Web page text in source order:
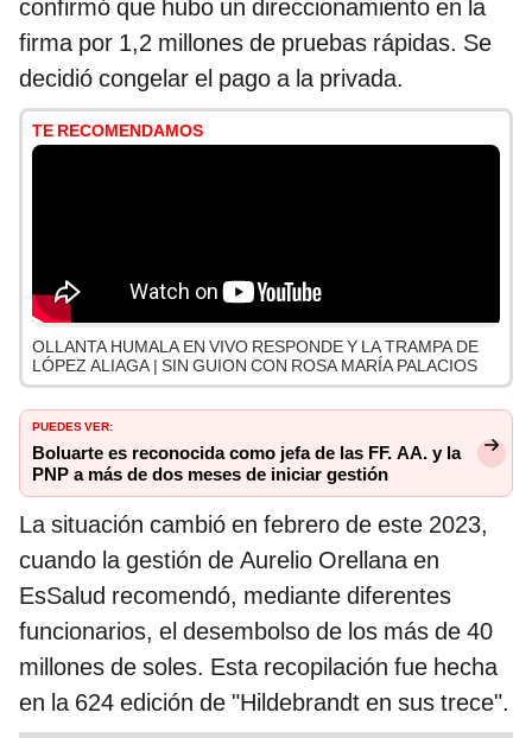
confirmó que hubo un direccionamiento en la
firma por 1,2 millones de pruebas rápidas. Se
decidió congelar el pago a la privada.
TE RECOMENDAMOS
OLLANTA HUMALA EN VIVO RESPONDE Y LA TRAMPA DE
LÓPEZ ALIAGA | SIN GUION CON ROSA MARÍA PALACIOS
PUEDES VER:
Boluarte es reconocida como jefa de las FF. AA. y la
PNP a más de dos meses de iniciar gestión
La situación cambió en febrero de este 2023,
cuando la gestión de Aurelio Orellana en
EsSalud recomendó, mediante diferentes
funcionarios, el desembolso de los más de 40
millones de soles. Esta recopilación fue hecha
en la 624 edición de "Hildebrandt en sus trece".